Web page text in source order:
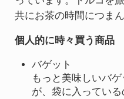
共にお茶の時間につま
個人的に時々買う商品
バゲット
もっと美味しいバ
が、袋に入ってい